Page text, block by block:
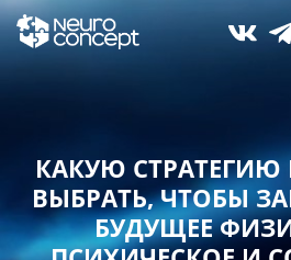
КАКУЮ СТРАТЕГИЮ
ВЫБРАТЬ,ЧТОБЫ
БУДУЩЕЕ